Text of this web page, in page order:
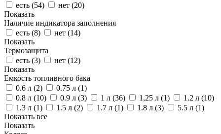
есть (54) нет (20)
Показать
Наличие индикатора заполнения
есть (8) нет (14)
Показать
Термозащита
есть (3) нет (12)
Показать
Емкость топливного бака
0.6 л (2) 0.75 л (1)
0.8 л (10) 0.9 л (3) 1 л (36) 1,25 л (1) 1.2 л (10)
1.3 л (1) 1.5 л (2) 1.7 л (1) 1.8 л (3) 5.5 л (1)
Показать все
Показать